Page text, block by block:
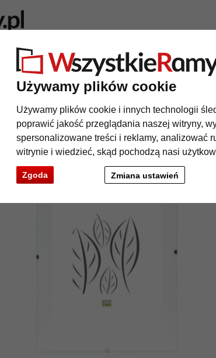
Używamy plików cookie
Używamy plików cookie i innych technologii
poprawić jakość przeglądania naszej witryny,
spersonalizowane treści i reklamy, analizować
witrynie i wiedzieć, skąd pochodzą nasi
Zgoda Zmiana ustawień
Marka Ramy do obrazów na wymiar
Tylko 25,95